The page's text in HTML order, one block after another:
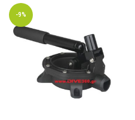
-9%